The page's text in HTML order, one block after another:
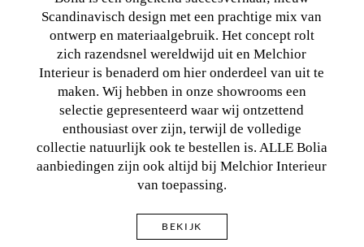
Scandinavisch design met een prachtige mix van
ontwerp en materiaalgebruik. Het concept rolt
zich razendsnel wereldwijd uit en Melchior
Interieur is benaderd om hier onderdeel van uit te
maken. Wij hebben in onze showrooms een
selectie gepresenteerd waar wij ontzettend
enthousiast over zijn, terwijl de volledige
collectie natuurlijk ook te bestellen is. ALLE Bolia
aanbiedingen zijn ook altijd bij Melchior Interieur
van toepassing.
BEKIJK